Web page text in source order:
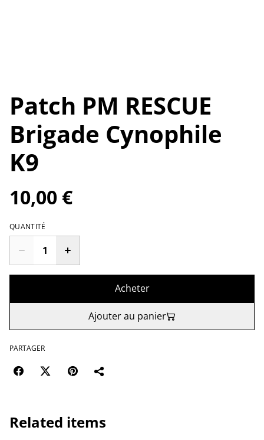
Patch PM RESCUE
Brigade Cynophile
K9
10,00 €
QUANTITÉ
Acheter
Ajouter au panier
PARTAGER
Related items